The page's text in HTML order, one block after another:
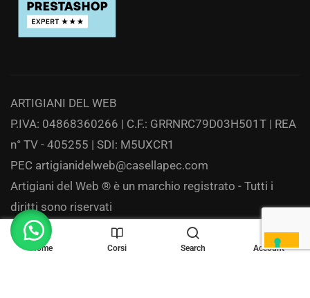
ARTIGIANI DEL WEB
P.IVA: 04868360266 | C.F.: GRRNRC79D03H501T | REA
n° TV - 405255 | SDI: M5UXCR1
PEC artigianidelweb@casellapec.com
Artigiani del Web ® è un marchio registrato - Tutti i
diritti sono riservati
Privacy
Home Corsi Search Account